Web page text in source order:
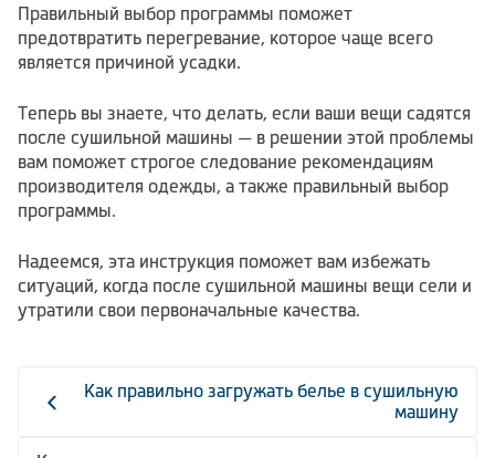
Правильный выбор программы поможет
предотвратить перегревание, которое чаще всего
является причиной усадки.
Теперь вы знаете, что делать, если ваши вещи садятся
после сушильной машины — в решении этой проблемы
вам поможет строгое следование рекомендациям
производителя одежды, а также правильный выбор
программы.
Надеемся, эта инструкция поможет вам избежать
ситуаций, когда после сушильной машины вещи сели и
утратили свои первоначальные качества.
Как правильно загружать белье в сушильную
машину